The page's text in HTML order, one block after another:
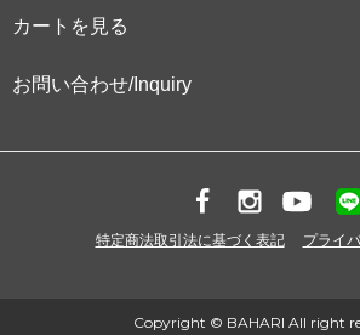
カートを見る
お問い合わせ/Inquiry
特定商法取引法に基づく表記 プライ
Copyright © BAHARI All right